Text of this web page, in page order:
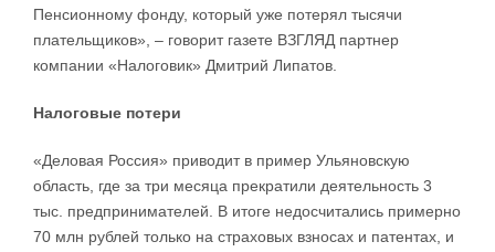
Пенсионному фонду, который уже потерял тысячи
плательщиков», – говорит газете ВЗГЛЯД партнер
компании «Налоговик» Дмитрий Липатов.
Налоговые потери
«Деловая Россия» приводит в пример Ульяновскую
область, где за три месяца прекратили деятельность 3
тыс. предпринимателей. В итоге недосчитались примерно
70 млн рублей только на страховых взносах и патентах, и